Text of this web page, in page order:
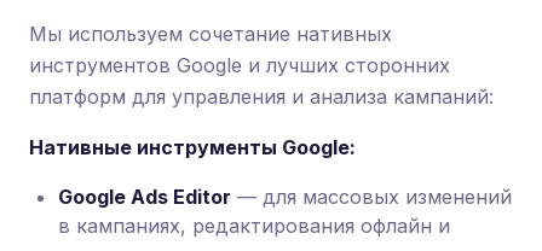
Мы используем сочетание нативных
инструментов Google и лучших сторонних
платформ для управления и анализа кампаний:
Нативные инструменты Google:
Google Ads Editor — для массовых изменений
в кампаниях, редактирования офлайн и